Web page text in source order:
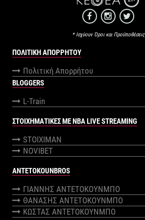
* Ισχύουν Όροι και Προϋποθέσεις
ΠΟΛΙΤΙΚΉ ΑΠΟΡΡΉΤΟΥ
Πολιτική Απορρήτου
BLOGGERS
L-Train
ΣΤΟΙΧΗΜΑΤΙΚΕΣ ΜΕ NBA LIVE STREAMING
STOIXIMAN
NOVIBET
ANTETOKOUNBROS
ΓΙΑΝΝΗΣ ΑΝΤΕΤΟΚΟΥΝΜΠΟ
ΘΑΝΑΣΗΣ ΑΝΤΕΤΟΚΟΥΝΜΠΟ
ΚΩΣΤΑΣ ΑΝΤΕΤΟΚΟΥΝΜΠΟ